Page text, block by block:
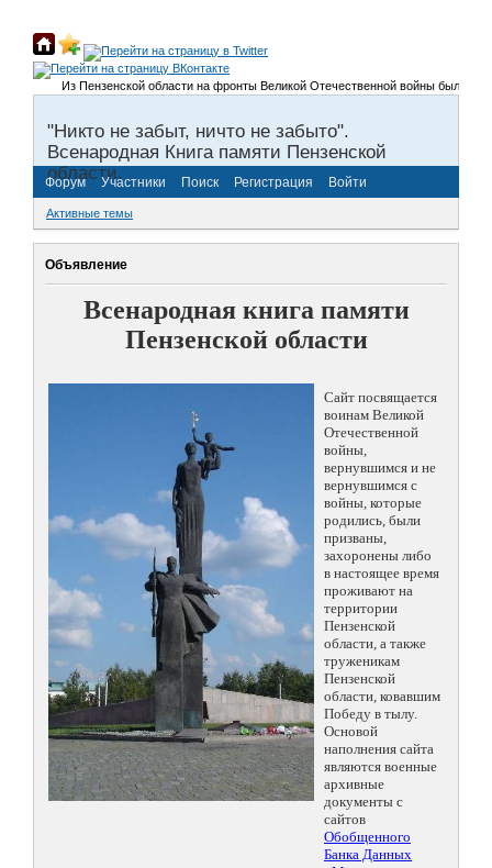
Из Пензенской области на фронты Великой Отечественной войны было
"Никто не забыт, ничто не забыто".
Всенародная Книга памяти Пензенской
области.
Форум Участники Поиск Регистрация Войти
Активные темы
Объявление
Всенародная книга памяти
Пензенской области
Сайт посвящается
воинам Великой
Отечественной
войны,
вернувшимся и не
вернувшимся с
войны, которые
родились, были
призваны,
захоронены либо
в настоящее время
проживают на
территории
Пензенской
области, а также
труженикам
Пензенской
области, ковавшим
Победу в тылу.
Основой
наполнения сайта
являются военные
архивные
документы с
сайтов
Обобщенного
Банка Данных